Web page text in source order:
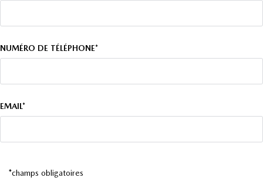
NUMÉRO DE TÉLÉPHONE*
EMAIL*
*champs obligatoires